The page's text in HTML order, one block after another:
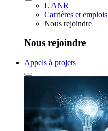
L'ANR
Carrières et emplois
Nous rejoindre
Nous rejoindre
Appels à projets